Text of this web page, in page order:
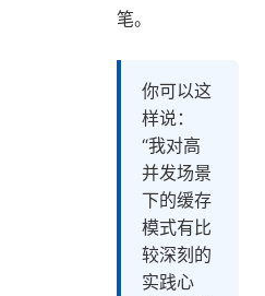
笔。
你可以这
样说：
“我对高
并发场景
下的缓存
模式有比
较深刻的
实践心